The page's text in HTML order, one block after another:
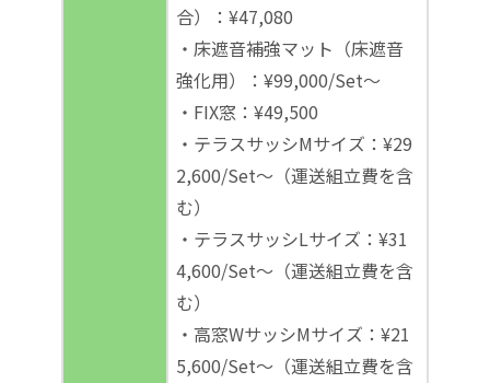
合）：¥47,080
・床遮音補強マット（床遮音
強化用）：¥99,000/Set～
・FIX窓：¥49,500
・テラスサッシMサイズ：¥29
2,600/Set～（運送組立費を含
む）
・テラスサッシLサイズ：¥31
4,600/Set～（運送組立費を含
む）
・高窓WサッシMサイズ：¥21
5,600/Set～（運送組立費を含